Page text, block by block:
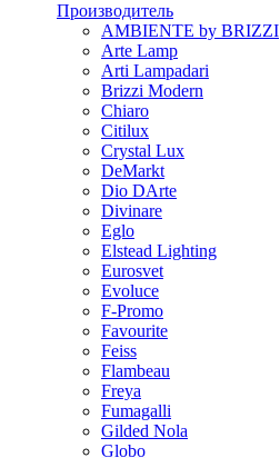
Производитель
AMBIENTE by BRIZZI
Arte Lamp
Arti Lampadari
Brizzi Modern
Chiaro
Citilux
Crystal Lux
DeMarkt
Dio DArte
Divinare
Eglo
Elstead Lighting
Eurosvet
Evoluce
F-Promo
Favourite
Feiss
Flambeau
Freya
Fumagalli
Gilded Nola
Globo